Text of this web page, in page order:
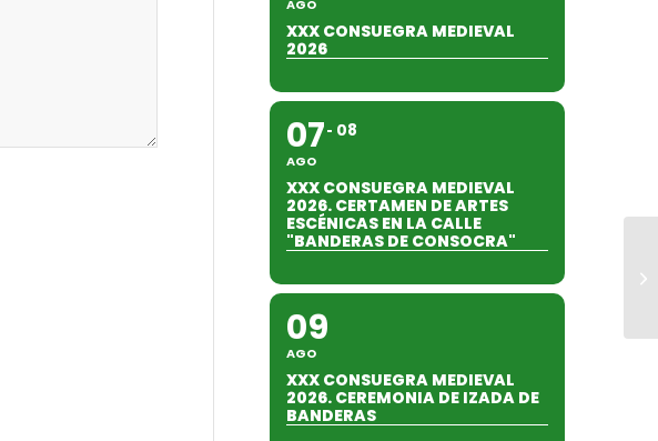
AGO
XXX CONSUEGRA MEDIEVAL
2026
07
AGO
08
XXX CONSUEGRA MEDIEVAL
2026. CERTAMEN DE ARTES
ESCÉNICAS EN LA CALLE
"BANDERAS DE CONSOCRA"
09
AGO
XXX CONSUEGRA MEDIEVAL
2026. CEREMONIA DE IZADA DE
BANDERAS